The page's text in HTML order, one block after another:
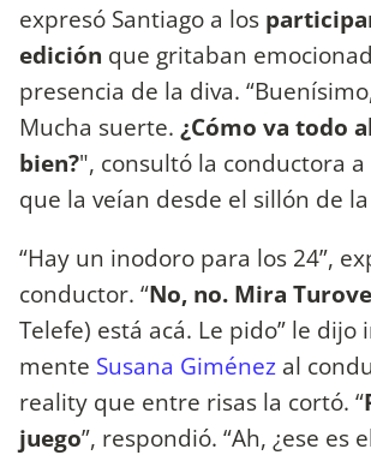
expresó Santiago a los
edición que gritaban
presencia de la diva.
Mucha suerte. ¿Cómo va todo
bien?", consultó la conductora a
que la veían desde el sillón de la
“Hay un inodoro para los 24”,
conductor. “No, no. Mira
Telefe) está acá. Le pido” le dijo
mente Susana Giménez al
reality que entre risas la cortó. “
juego”, respondió. “Ah, ¿ese es